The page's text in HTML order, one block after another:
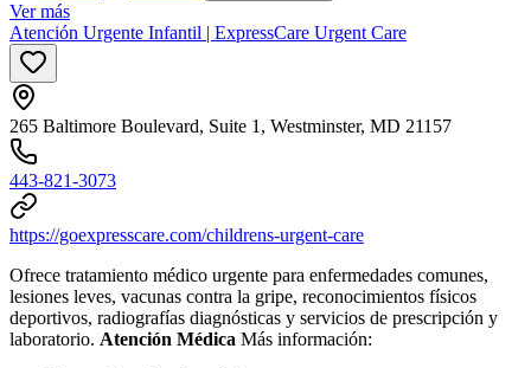
Ver más
Atención Urgente Infantil | ExpressCare Urgent Care
265 Baltimore Boulevard, Suite 1, Westminster, MD 21157
443-821-3073
https://goexpresscare.com/childrens-urgent-care
Ofrece tratamiento médico urgente para enfermedades comunes,
lesiones leves, vacunas contra la gripe, reconocimientos físicos
deportivos, radiografías diagnósticas y servicios de prescripción y
laboratorio. Atención Médica Más información: